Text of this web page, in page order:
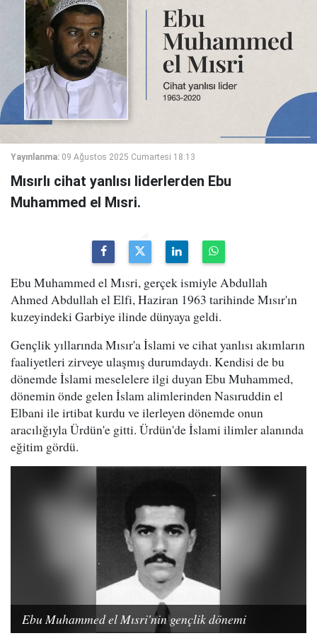
Yayınlanma: 09 Ağustos 2025 Cumartesi 18:13
Mısırlı cihat yanlısı liderlerden Ebu
Muhammed el Mısri.
Ebu Muhammed el Mısri, gerçek ismiyle Abdullah
Ahmed Abdullah el Elfi, Haziran 1963 tarihinde Mısır'ın
kuzeyindeki Garbiye ilinde dünyaya geldi.
Gençlik yıllarında Mısır'a İslami ve cihat yanlısı akımların
faaliyetleri zirveye ulaşmış durumdaydı. Kendisi de bu
dönemde İslami meselelere ilgi duyan Ebu Muhammed,
dönemin önde gelen İslam alimlerinden Nasıruddin el
Elbani ile irtibat kurdu ve ilerleyen dönemde onun
aracılığıyla Ürdün'e gitti. Ürdün'de İslami ilimler alanında
eğitim gördü.
Ebu Muhammed el Mısri'nin gençlik dönemi